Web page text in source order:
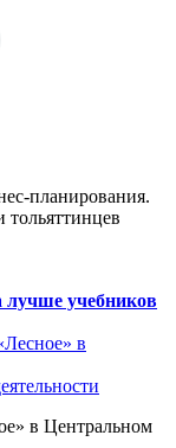
планирования.
лучше учебников
в
в Центральном